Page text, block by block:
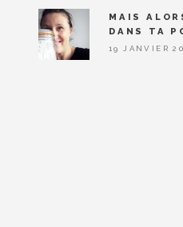
MAIS
DANS TA
19 JANVIER